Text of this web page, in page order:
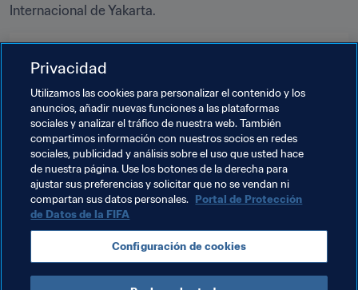
Internacional de Yakarta.
Temas relacionados
Federaciones miembro Organización AFC
Indonesia Thailand Laos Cambodia
Singapore Vietnam Malaysia Myanmar
Brunei Darussalam Timor-Leste Philippines
Privacidad
Utilizamos las cookies para personalizar el contenido y los
anuncios, añadir nuevas funciones a las plataformas
sociales y analizar el tráfico de nuestra web. También
compartimos información con nuestros socios en redes
sociales, publicidad y análisis sobre el uso que usted hace
de nuestra página. Use los botones de la derecha para
ajustar sus preferencias y solicitar que no se vendan ni
compartan sus datos personales. Portal de Protección
de Datos de la FIFA
Configuración de cookies